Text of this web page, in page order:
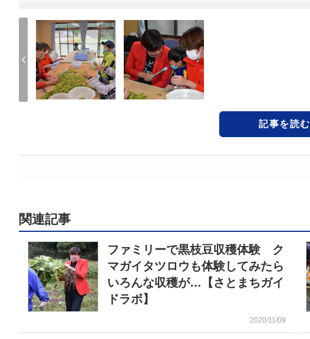
記事を読む
関連記事
ファミリーで黒枝豆収穫体験 ク
マガイタツロウも体験してみたら
いろんな収穫が…【さとまちガイ
ドラボ】
2020/11/09